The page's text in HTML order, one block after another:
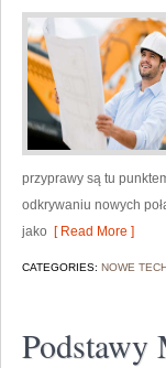
przyprawy są tu
odkrywaniu nowych
jako [ Read More ]
CATEGORIES: NOWE
Podstawy